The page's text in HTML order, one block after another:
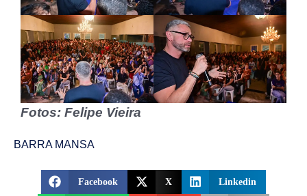
Fotos: Felipe Vieira
BARRA MANSA
Facebook X Linkedin